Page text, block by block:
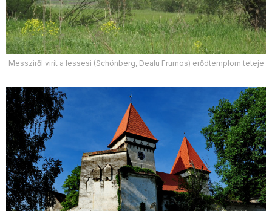
Messziről virít a lessesi (Schönberg, Dealu Frumos) erődtemplom teteje